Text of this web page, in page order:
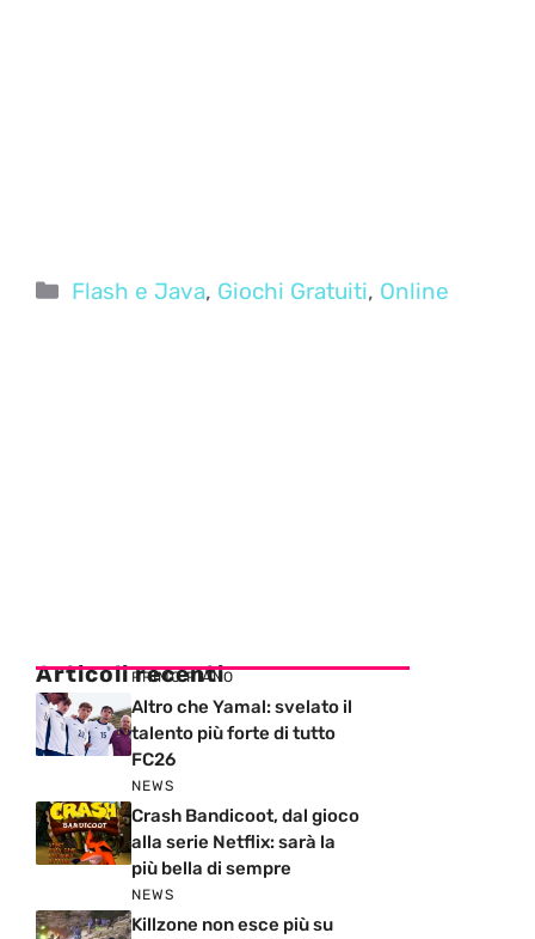
Categorie
Flash e Java, Giochi Gratuiti, Online
Articoli recenti
PRIMO PIANO
Altro che Yamal: svelato il
talento più forte di tutto
FC26
NEWS
Crash Bandicoot, dal gioco
alla serie Netflix: sarà la
più bella di sempre
NEWS
Killzone non esce più su